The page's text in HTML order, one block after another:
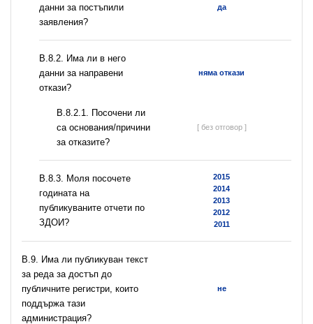
данни за постъпили
заявления?
да
В.8.2. Има ли в него
данни за направени
откази?
няма откази
В.8.2.1. Посочени ли
са основания/причини
за отказите?
[ без отговор ]
В.8.3. Моля посочете
годината на
публикуваните отчети по
ЗДОИ?
2015
2014
2013
2012
2011
В.9. Има ли публикуван текст
за реда за достъп до
публичните регистри, които
поддържа тази
администрация?
не